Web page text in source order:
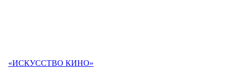
«ИСКУССТВО КИНО»